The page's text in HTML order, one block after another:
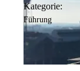
Kategorie:
Führung